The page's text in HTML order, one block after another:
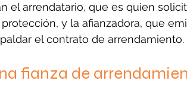
el arrendatario, que es quien
y la afianzadora, que
el contrato de arrendamiento.
fianza de